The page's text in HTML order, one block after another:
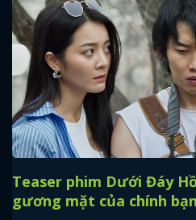
Teaser phim Dưới Đáy
gương mặt của chính bạn